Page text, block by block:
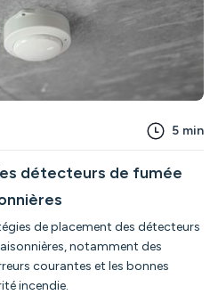
5 min
détecteurs de fumée
de placement des détecteurs
notamment des
courantes et les bonnes
incendie.